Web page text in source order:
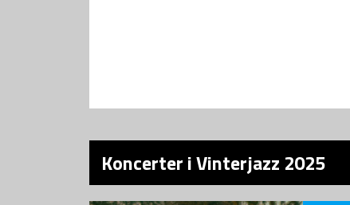
Koncerter i Vinterjazz 2025